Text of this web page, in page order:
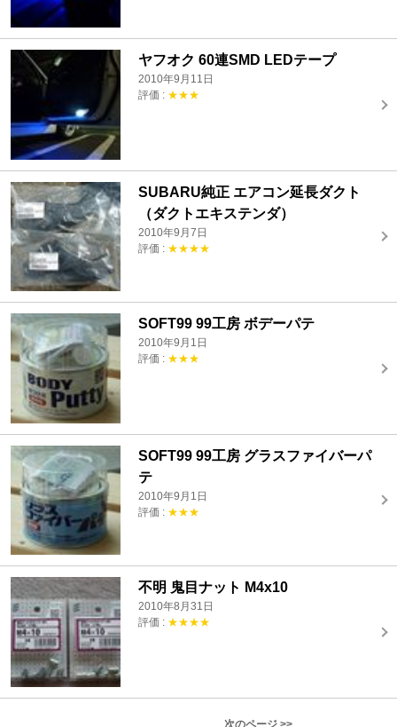
ヤフオク 60連SMD LEDテープ
2010年9月11日
評価 : ★★★
SUBARU純正 エアコン延長ダクト
（ダクトエキステンダ）
2010年9月7日
評価 : ★★★★
SOFT99 99工房 ボデーパテ
2010年9月1日
評価 : ★★★
SOFT99 99工房 グラスファイバーパ
テ
2010年9月1日
評価 : ★★★
不明 鬼目ナット M4x10
2010年8月31日
評価 : ★★★★
次のページ >>